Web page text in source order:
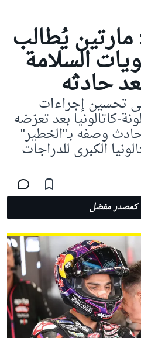
يُطالب
السلامة
حادثه
تحسين إجراءات
كاتالونيا بعد تعرّضه
وصفه بـ"الخطير"
الكبرى للدراجات
كمصدر مفضل